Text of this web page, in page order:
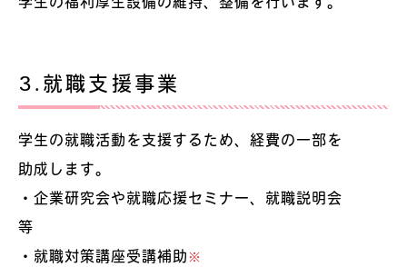
学生の福利厚生設備の維持、整備を行います。
3.就職支援事業
学生の就職活動を支援するため、経費の一部を
助成します。
・企業研究会や就職応援セミナー、就職説明会
等
・就職対策講座受講補助 ※